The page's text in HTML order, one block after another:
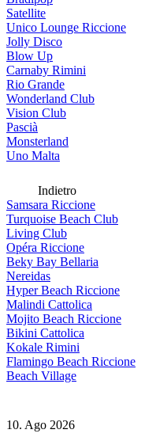
Satellite
Unico Lounge Riccione
Jolly Disco
Blow Up
Carnaby Rimini
Rio Grande
Wonderland Club
Vision Club
Pascià
Monsterland
Uno Malta
Indietro
Samsara Riccione
Turquoise Beach Club
Living Club
Opéra Riccione
Beky Bay Bellaria
Nereidas
Hyper Beach Riccione
Malindi Cattolica
Mojito Beach Riccione
Bikini Cattolica
Kokale Rimini
Flamingo Beach Riccione
Beach Village
10. Ago 2026